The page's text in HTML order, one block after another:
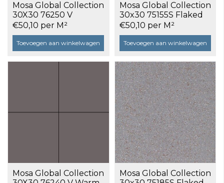
Mosa Global Collection
30X30 76250 V
Antraciet Uni a 1,17 m²
€50,10 per M²
Toevoegen aan winkelwagen
Mosa Global Collection
30x30 75155S Flaked
Opal Blue a 1,17 m²
€50,10 per M²
Toevoegen aan winkelwagen
Mosa Global Collection
Mosa Global Collection